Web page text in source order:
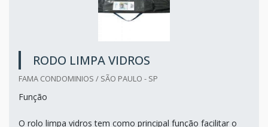
RODO LIMPA VIDROS
FAMA CONDOMINIOS / SÃO PAULO - SP
Função
O rolo limpa vidros tem como principal função facilitar o